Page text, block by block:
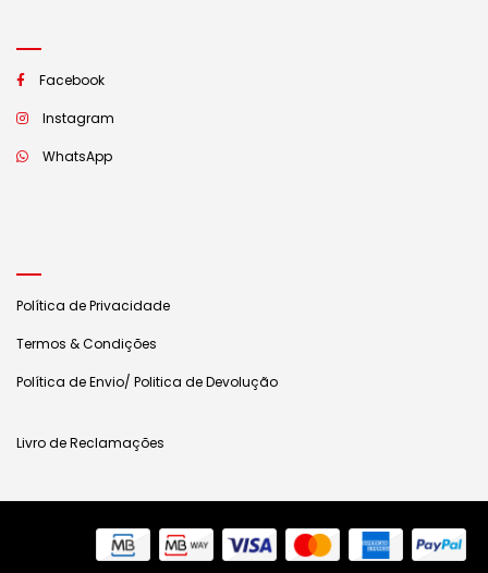
Facebook
Instagram
WhatsApp
Política de Privacidade
Termos & Condições
Política de Envio/ Politica de Devolução
Livro de Reclamações